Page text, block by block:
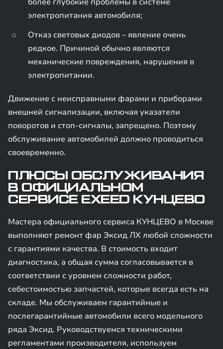
электропитания автомобиля;
Отказ световых диодов – явление очень
редкое. Причиной обычно являются
механические повреждения, нарушения в
электропитании.
Движение с неисправными фарами и приборами
внешней сигнализации, включая указатели
поворотов и стоп-сигналы, запрещено. Поэтому
обслуживание автомобилей должно проводиться
своевременно.
ПЛЮСЫ ОБСЛУЖИВАНИЯ
В ОФИЦИАЛЬНОМ
СЕРВИСЕ EXEED КУНЦЕВО
Мастера официального сервиса КУНЦЕВО в Москве
выполняют ремонт фар Эксид ЛХ любой сложности
с гарантиями качества. В стоимость входит
диагностика, а общая сумма согласовывается в
соответствии с уровнем сложности работ,
себестоимостью запчастей, которые всегда есть на
складе. Мы обслуживаем гарантийные и
послегарантийные автомобили всего модельного
ряда Эксид. Руководствуемся техническими
регламентами производителя, используем